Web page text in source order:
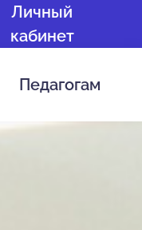
Личный
кабинет
Педагогам